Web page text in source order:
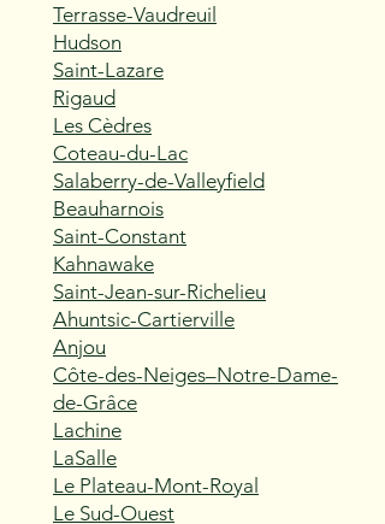
Terrasse-Vaudreuil
Hudson
Saint-Lazare
Rigaud
Les Cèdres
Coteau-du-Lac
Salaberry-de-Valleyfield
Beauharnois
Saint-Constant
Kahnawake
Saint-Jean-sur-Richelieu
Ahuntsic-Cartierville
Anjou
Côte-des-Neiges–Notre-Dame-
de-Grâce
Lachine
LaSalle
Le Plateau-Mont-Royal
Le Sud-Ouest